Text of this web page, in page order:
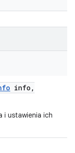
info ,
i ustawienia ich